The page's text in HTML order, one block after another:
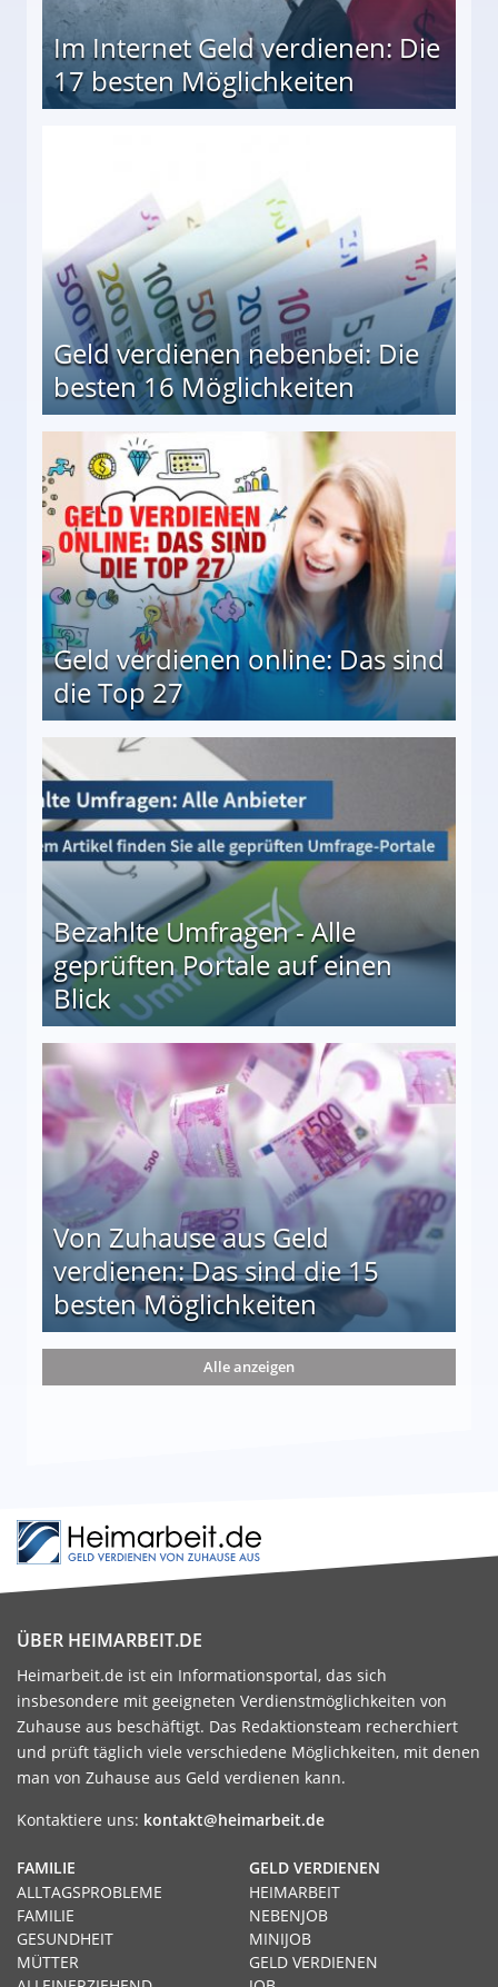
Im Internet Geld verdienen: Die
17 besten Möglichkeiten
Geld verdienen nebenbei: Die
besten 16 Möglichkeiten
Geld verdienen online: Das sind
die Top 27
Bezahlte Umfragen - Alle
geprüften Portale auf einen
Blick
auf einen Blick
Von Zuhause aus Geld
verdienen: Das sind die 15
besten Möglichkeiten
die 15 besten Möglichkeiten
Alle anzeigen
ÜBER HEIMARBEIT.DE
Heimarbeit.de ist ein Informationsportal, das sich
insbesondere mit geeigneten Verdienstmöglichkeiten von
Zuhause aus beschäftigt. Das Redaktionsteam recherchiert
und prüft täglich viele verschiedene Möglichkeiten, mit denen
man von Zuhause aus Geld verdienen kann.
Kontaktiere uns: kontakt@heimarbeit.de
GELD VERDIENEN
HEIMARBEIT
NEBENJOB
MINIJOB
GELD VERDIENEN
FAMILIE
ALLTAGSPROBLEME
FAMILIE
GESUNDHEIT
MÜTTER